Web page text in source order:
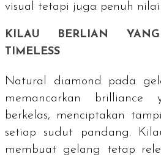
visual tetapi juga penuh nilai
KILAU BERLIAN
TIMELESS
Natural diamond pada
memancarkan
brilliance
berkelas, menciptakan
setiap sudut pandang.
membuat gelang tetap